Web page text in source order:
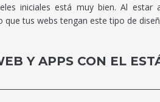
iniciales está muy bien. Al estar
tus webs tengan este tipo de
Y APPS CON EL